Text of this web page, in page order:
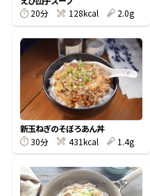
商品情報一覧
おすすめサイト
新鮮一番
20分
128kcal 2.0g
新玉ねぎのそぼろあん丼
30分
431kcal 1.4g